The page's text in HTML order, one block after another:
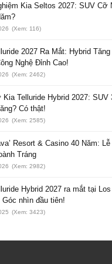
Kia Seltos 2027: SUV Cỡ
(Xem: 116)
2027 Ra Mắt: Hybrid
Nghệ Đỉnh Cao!
(Xem: 2462)
Kia Telluride Hybrid 2027: SUV
Có thật!
(Xem: 2585)
Resort & Casino 40 Năm:
Tráng
(Xem: 2982)
Hybrid 2027 ra mắt tại
Góc nhìn đầu tiên!
(Xem: 3423)